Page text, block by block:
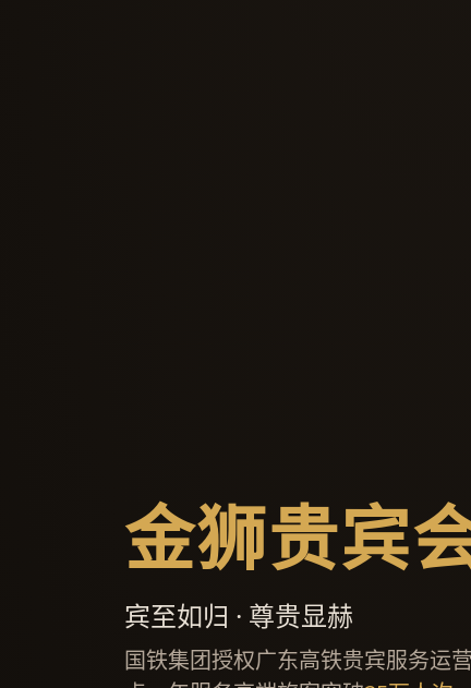
金狮贵宾
宾至如归 · 尊贵显赫
国铁集团授权广东高铁贵宾服务运